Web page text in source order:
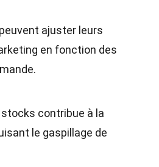
ajuster leurs
en fonction des
contribue à la
le gaspillage de